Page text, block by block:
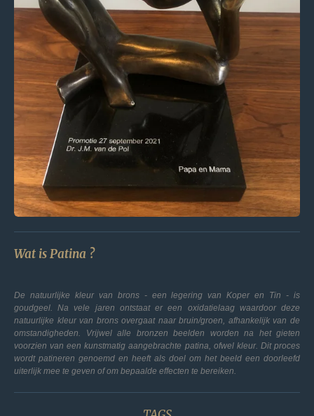
Wat is Patina ?
De natuurlijke kleur van brons - een legering van Koper en Tin - is
goudgeel. Na vele jaren ontstaat er een oxidatielaag waardoor deze
natuurlijke kleur van brons overgaat naar bruin/groen, afhankelijk van de
omstandigheden. Vrijwel alle bronzen beelden worden na het gieten
voorzien van een kunstmatig aangebrachte patina, ofwel kleur. Dit proces
wordt patineren genoemd en heeft als doel om het beeld een doorleefd
uiterlijk mee te geven of om bepaalde effecten te bereiken.